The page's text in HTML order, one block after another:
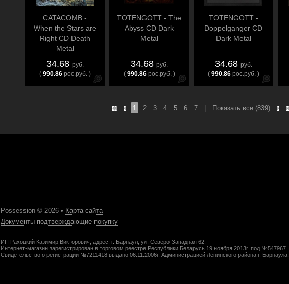
CATACOMB -
When the Stars are
Right CD Death
Metal
34.68 руб.
( 990.86 рос.руб. )
TOTENGOTT - The
Abyss CD Dark
Metal
34.68 руб.
( 990.86 рос.руб. )
TOTENGOTT -
Doppelganger CD
Dark Metal
34.68 руб.
( 990.86 рос.руб. )
1 2 3 4 5 6 7 Показать все (839)
Possession © 2026 • Карта сайта
Документы подтверждающие покупку
ИП Рахоцкий Казимир Викторович, адрес: г. Барнаул, ул. Северо-Западная 62.
Интернет-магазин зарегистрирован в торговом реестре Республики Беларусь 19 ноября 2013г. под №547967.
Свидетельство о регистрации №7211418 выдано 06.11.2006г. Администрацией Ленинского района г. Барнаула.